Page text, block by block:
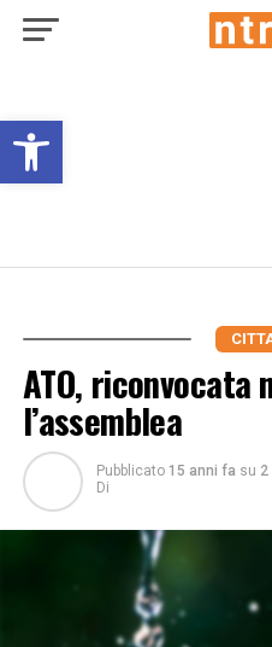
Open toolbar
ATO, riconvocata
l’assemblea
Pubblicato 15 anni fa su 2
Di